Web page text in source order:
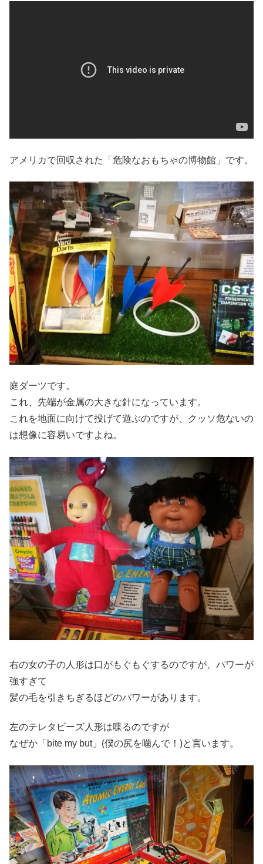
アメリカで回収された「危険なおもちゃの博物館」です。
庭ダーツです。
これ、先端が金属の大きな針になっています。
これを地面に向けて投げて遊ぶのですが、クッソ危ないの
は想像に容易いですよね。
右の女の子の人形は口がもぐもぐするのですが、パワーが
強すぎて
髪の毛を引きちぎるほどのパワーがあります。
左のテレタビーズ人形は喋るのですが
なぜか「bite my but」(僕の尻を噛んで！)と言います。